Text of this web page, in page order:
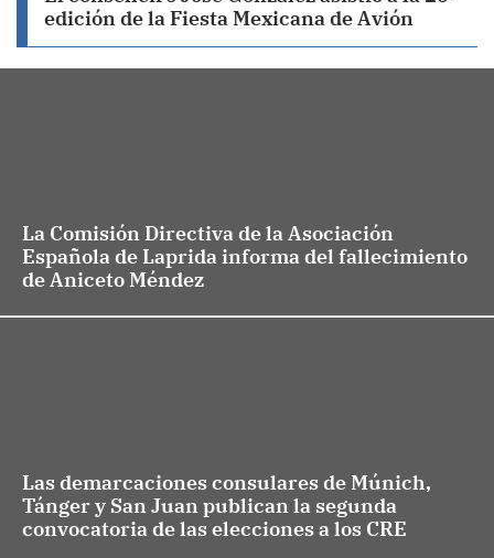
edición de la Fiesta Mexicana de Avión
La Comisión Directiva de la Asociación
Española de Laprida informa del fallecimiento
de Aniceto Méndez
Las demarcaciones consulares de Múnich,
Tánger y San Juan publican la segunda
convocatoria de las elecciones a los CRE